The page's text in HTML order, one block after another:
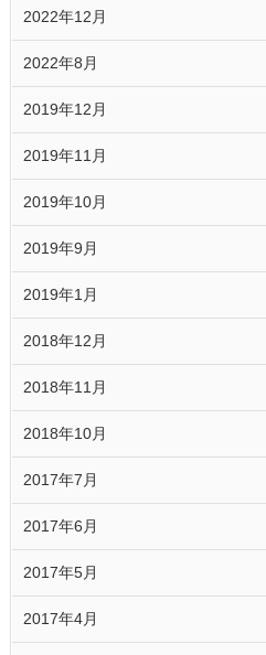
2022年12月
2022年8月
2019年12月
2019年11月
2019年10月
2019年9月
2019年1月
2018年12月
2018年11月
2018年10月
2017年7月
2017年6月
2017年5月
2017年4月